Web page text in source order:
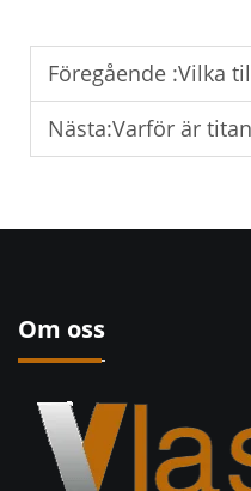
Föregående :Vilka
Nästa:Varför är
Om oss